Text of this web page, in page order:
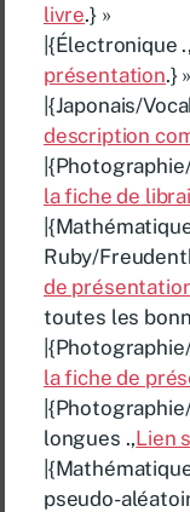
livre.} »
|{Électronique .,
présentation.} »
|{Japonais/
description
la fiche de
Ruby/
de
toutes les
la fiche de
longues .,Lien
pseudo-